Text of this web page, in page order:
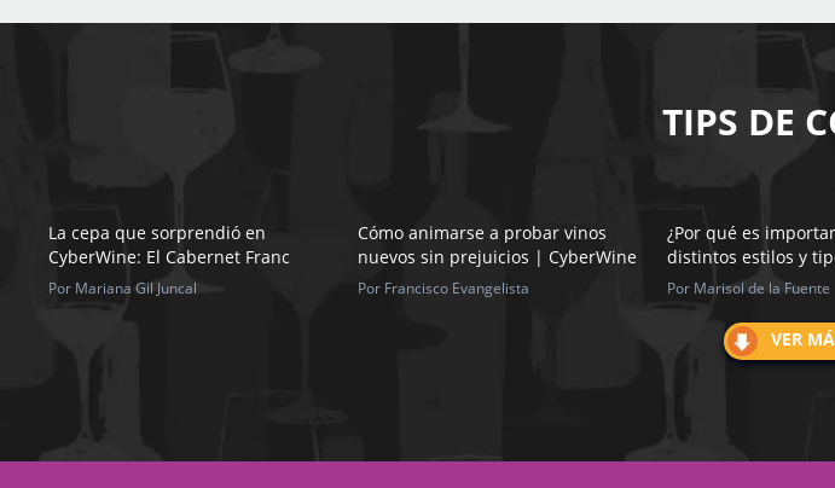
TIPS DE
La cepa que sorprendió en
CyberWine: El Cabernet Franc
Por Mariana Gil Juncal
Cómo animarse a probar vinos
nuevos sin prejuicios | CyberWine
Por Francisco Evangelista
¿Por qué es
distintos estilos y
Por Marisol de la Fuente
VER